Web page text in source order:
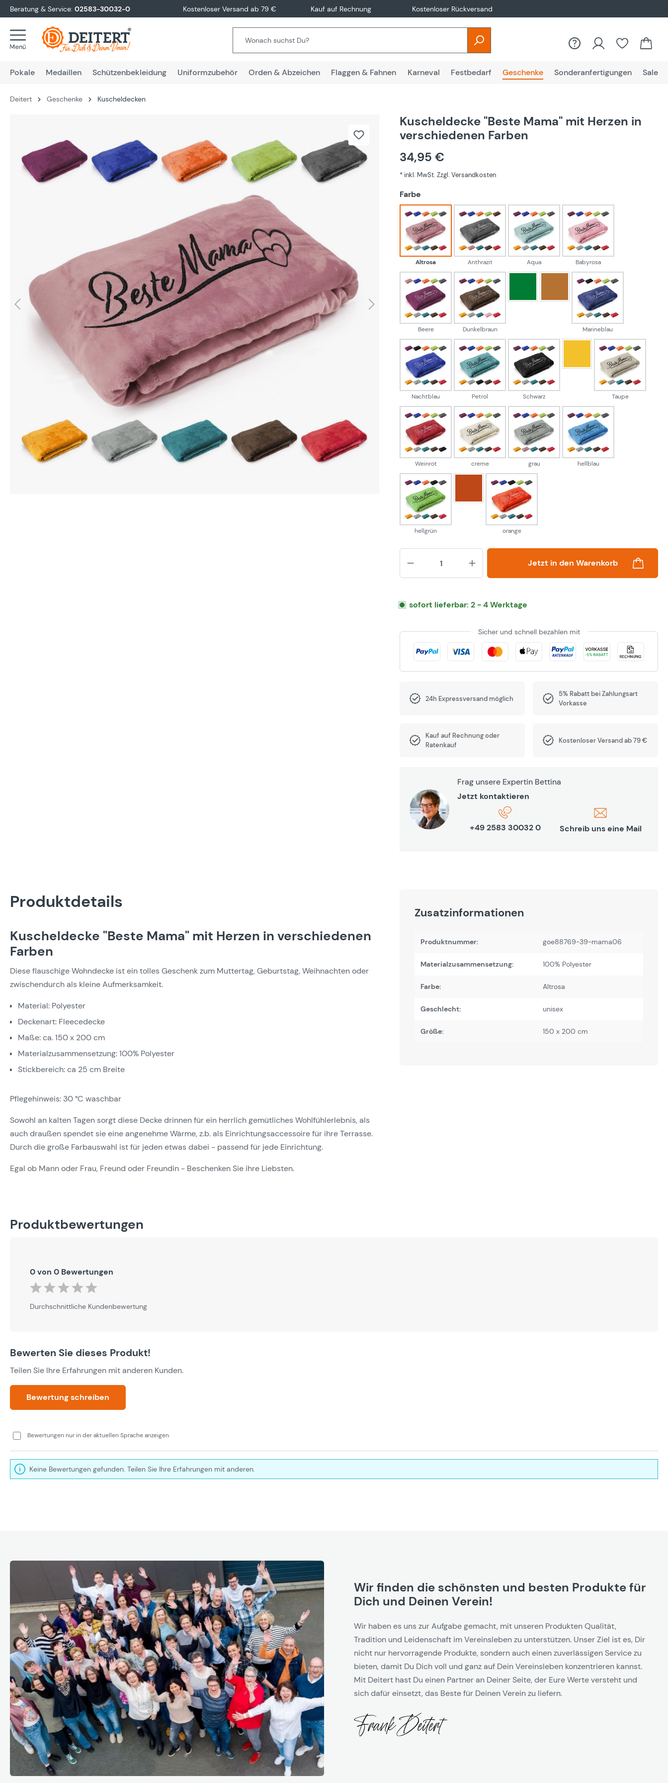
Zur Hauptnavigation springen
Beratung & Service: 02583-30032-0 Kostenloser Versand ab 79 € Kauf auf Rechnung Kostenloser Rückversand
Pokale Medaillen Schützenbekleidung Uniformzubehör Orden & Abzeichen Flaggen & Fahnen Karneval Festbedarf Geschenke Sonderanfertigungen Sale
Deitert Geschenke Kuscheldecken
Kuscheldecke "Beste Mama" mit Herzen in
verschiedenen Farben
34,95 €
* inkl. MwSt. Zzgl. Versandkosten
Farbe
Altrosa
Altrosa
Anthrazit
Anthrazit
Aqua
Aqua
Babyrosa
Babyrosa
Beere
Beere
Dunkelbraun
Dunkelbraun
Karamell
Marineblau
Marineblau
Nachtblau
Nachtblau
Petrol
Petrol
Schwarz
Schwarz
Senfcurry
Taupe
Taupe
Weinrot
Weinrot
creme
creme
grau
grau
hellblau
hellblau
hellgrün
hellgrün
orange
orange
Produkt Anzahl: Gib den
Jetzt in den Warenkorb
sofort lieferbar: 2 - 4 Werktage
Sicher und schnell bezahlen mit
24h Expressversand möglich
5% Rabatt bei Zahlungsart
Vorkasse
Kauf auf Rechnung oder
Ratenkauf
Kostenloser Versand ab 79 €
Frag unsere Expertin Bettina
Jetzt kontaktieren
+49 2583 30032 0 Schreib uns eine Mail
Produktdetails
Kuscheldecke "Beste Mama" mit Herzen in verschiedenen
Farben
Diese flauschige Wohndecke ist ein tolles Geschenk zum Muttertag, Geburtstag, Weihnachten oder
zwischendurch als kleine Aufmerksamkeit.
Material: Polyester
Deckenart: Fleecedecke
Maße: ca. 150 x 200 cm
Materialzusammensetzung: 100% Polyester
Stickbereich: ca 25 cm Breite
Pflegehinweis: 30 °C waschbar
Sowohl an kalten Tagen sorgt diese Decke drinnen für ein herrlich gemütliches Wohlfühlerlebnis, als
auch draußen spendet sie eine angenehme Wärme, z.b. als Einrichtungsaccessoire für ihre Terrasse.
Durch die große Farbauswahl ist für jeden etwas dabei - passend für jede Einrichtung.
Egal ob Mann oder Frau, Freund oder Freundin - Beschenken Sie ihre Liebsten.
Zusatzinformationen
Produktnummer: goe88769-39-mama06
Materialzusammensetzung: 100% Polyester
Farbe: Altrosa
Geschlecht: unisex
Größe: 150 x 200 cm
Produktbewertungen
0 von 0 Bewertungen
Durchschnittliche Bewertung von 0 von 5 Sternen
Durchschnittliche Kundenbewertung
Bewerten Sie dieses Produkt!
Teilen Sie Ihre Erfahrungen mit anderen Kunden.
Bewertung schreiben
Bewertungen nur in der aktuellen Sprache anzeigen.
Keine Bewertungen gefunden. Teilen Sie Ihre Erfahrungen mit anderen.
Wir finden die schönsten und besten Produkte für
Dich und Deinen Verein!
Wir haben es uns zur Aufgabe gemacht, mit unseren Produkten Qualität,
Tradition und Leidenschaft im Vereinsleben zu unterstützen. Unser Ziel ist es, Dir
nicht nur hervorragende Produkte, sondern auch einen zuverlässigen Service zu
bieten, damit Du Dich voll und ganz auf Dein Vereinsleben konzentrieren kannst.
Mit Deitert hast Du einen Partner an Deiner Seite, der Eure Werte versteht und
sich dafür einsetzt, das Beste für Deinen Verein zu liefern.